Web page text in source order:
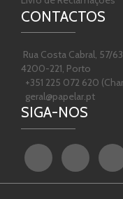
CONTACTOS
Rua Costa Cabral, 57/63
4200-221, Porto
+351 225 072 620
geral@papelar.pt
SIGA-NOS